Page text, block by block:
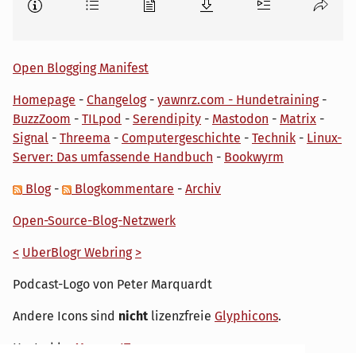
Open Blogging Manifest
Homepage - Changelog- yawnrz.com - Hundetraining-
BuzzZoom - TILpod - Serendipity - Mastodon - Matrix -
Signal - Threema - Computergeschichte - Technik - Linux-
Server: Das umfassende Handbuch - Bookwyrm
Blog- Blogkommentare - Archiv
Open-Source-Blog-Netzwerk
< UberBlogr Webring >
Podcast-Logo von Peter Marquardt
Andere Icons sind nicht lizenzfreie Glyphicons.
Hosted by My own IT.